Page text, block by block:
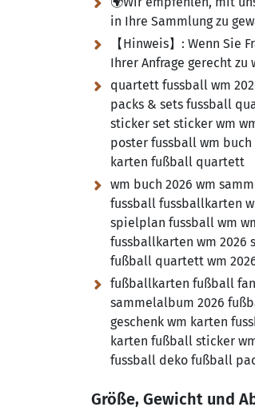
in Ihre Sammlung zu
【Hinweis】: Wenn Sie
Ihrer Anfrage gerecht
quartett fussball wm
packs & sets fussball
sticker set sticker wm
poster fussball wm
karten fußball quartett
wm buch 2026 wm
fussball fussballkarten
spielplan fussball wm
fussballkarten wm 2026
fußball quartett wm
fußballkarten fußball
sammelalbum 2026
geschenk wm karten
karten fußball sticker
fussball deko fußball
Größe, Gewicht und